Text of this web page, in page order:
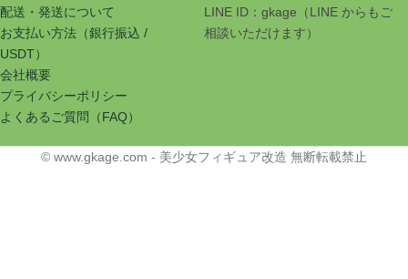
配送・発送について
お支払い方法（銀行振込 /
USDT）
会社概要
プライバシーポリシー
よくあるご質問（FAQ）
LINE ID：gkage（LINE からもご
相談いただけます）
© www.gkage.com - 美少女フィギュア改造 無断転載禁止